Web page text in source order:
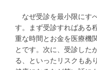
なぜ受診を最小限にす
す。まず受診すればある
重な時間とお金を医療機
とです。次に、受診した
る、といったリスクもあ